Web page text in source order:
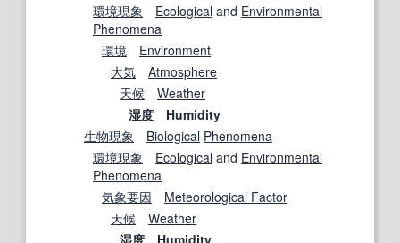
環境現象 Ecological and Environmental
Phenomena
環境
Environment
大気
Atmosphere
天候
Weather
湿度
Humidity
生物現象
Biological Phenomena
環境現象 Ecological and Environmental
Phenomena
気象要因
Meteorological Factor
天候
Weather
湿度
Humidity